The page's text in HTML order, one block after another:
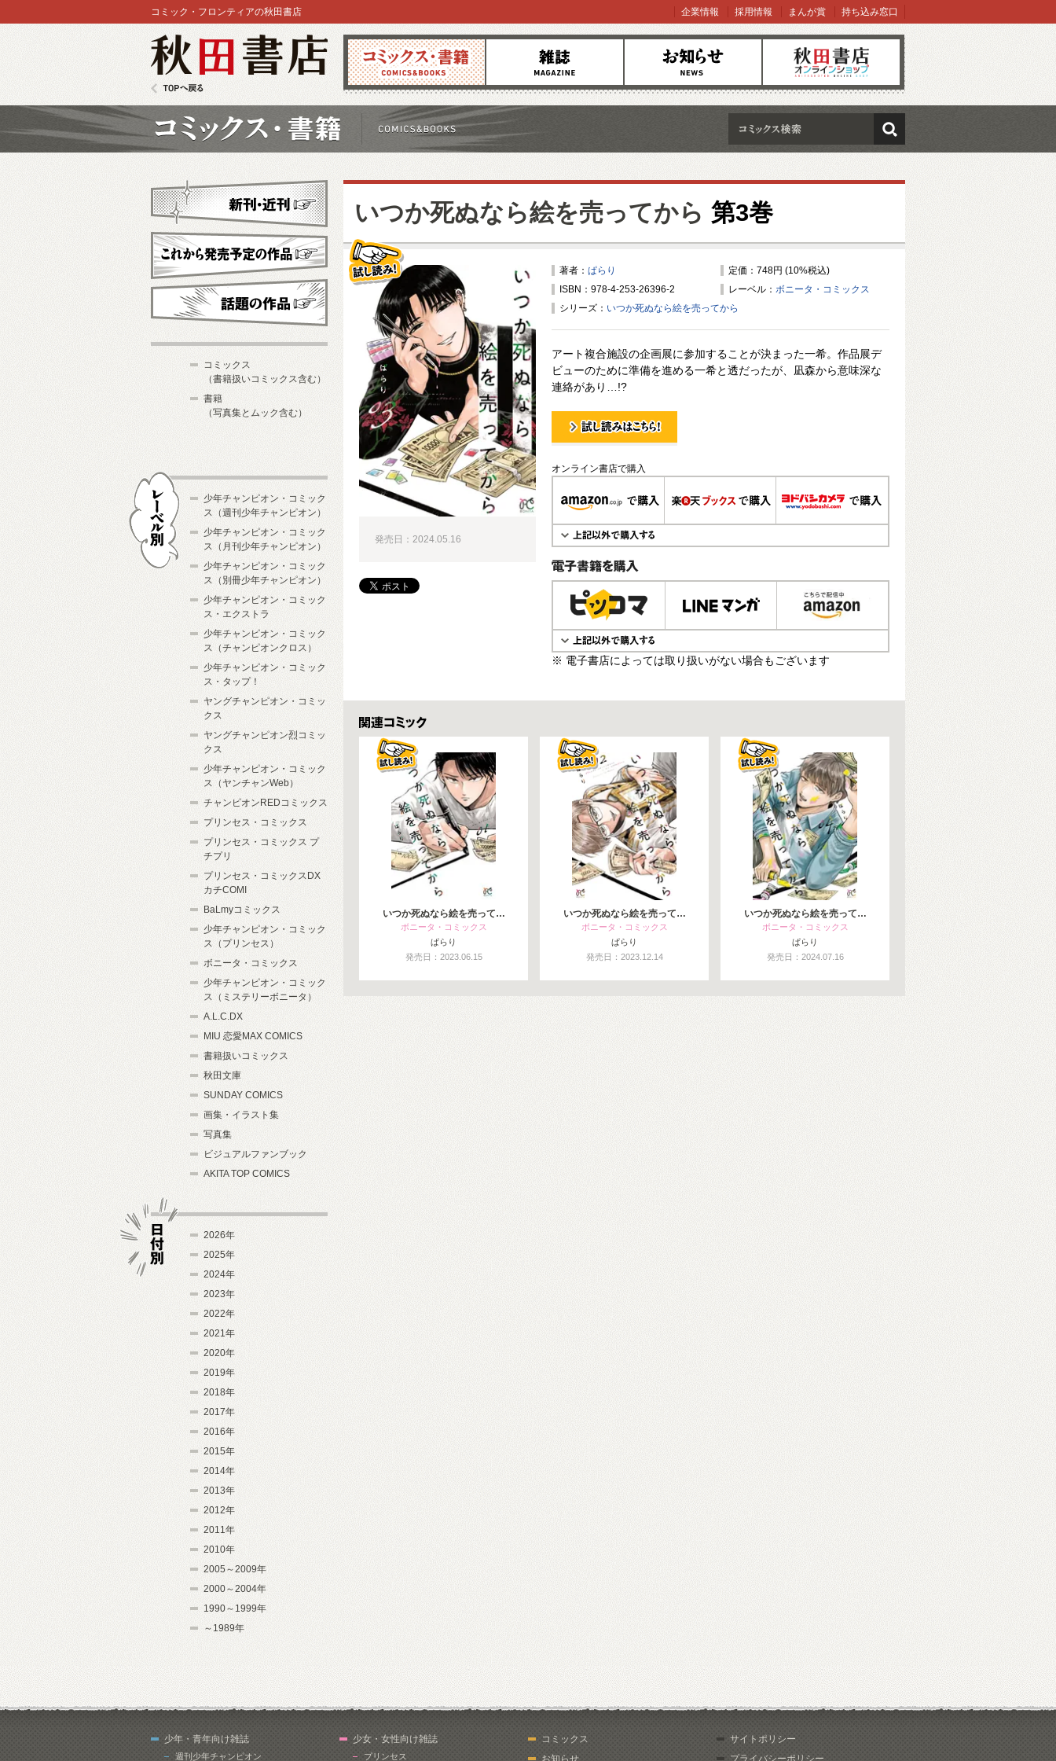
コミックス 雑誌 お知らせ オンラインショップ
コミック・フロンティアの秋田書店 企業情報 採用情報 まんが賞 持ち込み窓口
検索
いつか死ぬなら絵を売ってから 第3巻
著者： ぱらり
定価：748円 (10%税込)
ISBN：978-4-253-26396-2
レーベル： ボニータ・コミックス
シリーズ： いつか死ぬなら絵を売ってから
アート複合施設の企画展に参加することが決まった一希。作品展デ
ビューのために準備を進める一希と透だったが、凪森から意味深な
連絡があり…!?
試し読み！
オンライン書店で購入
電子書籍で購入
※ 電子書店によっては取り扱いがない場合もございます
発売日：2024.05.16
関連コミックス
いつか死ぬなら絵を売って…
ボニータ・コミックス
ぱらり
発売日：2023.06.15
いつか死ぬなら絵を売って…
ボニータ・コミックス
ぱらり
発売日：2023.12.14
いつか死ぬなら絵を売って…
ボニータ・コミックス
ぱらり
発売日：2024.07.16
新刊・近刊
これから発売予定
コミックス
（書籍扱いコミックス含む）
書籍
（写真集とムック含む）
少年チャンピオン・コミック
ス（週刊少年チャンピオン）
少年チャンピオン・コミック
ス（月刊少年チャンピオン）
少年チャンピオン・コミック
ス（別冊少年チャンピオン）
少年チャンピオン・コミック
ス・エクストラ
少年チャンピオン・コミック
ス（チャンピオンクロス）
少年チャンピオン・コミック
ス・タップ！
ヤングチャンピオン・コミッ
クス
ヤングチャンピオン烈コミッ
クス
少年チャンピオン・コミック
ス（ヤンチャンWeb）
チャンピオンREDコミックス
プリンセス・コミックス
プリンセス・コミックス プ
チプリ
プリンセス・コミックスDX
カチCOMI
BaLmyコミックス
少年チャンピオン・コミック
ス（プリンセス）
ボニータ・コミックス
少年チャンピオン・コミック
ス（ミステリーボニータ）
A.L.C.DX
MIU 恋愛MAX COMICS
書籍扱いコミックス
秋田文庫
SUNDAY COMICS
画集・イラスト集
写真集
ビジュアルファンブック
AKITA TOP COMICS
2026年
2025年
2024年
2023年
2022年
2021年
2020年
2019年
2018年
2017年
2016年
2015年
2014年
2013年
2012年
2011年
2010年
2005～2009年
2000～2004年
1990～1999年
～1989年
少年・青年向け雑誌
週刊少年チャンピオン
少女・女性向け雑誌
プリンセス
コミックス
お知らせ
サイトポリシー
プライバシーポリシー